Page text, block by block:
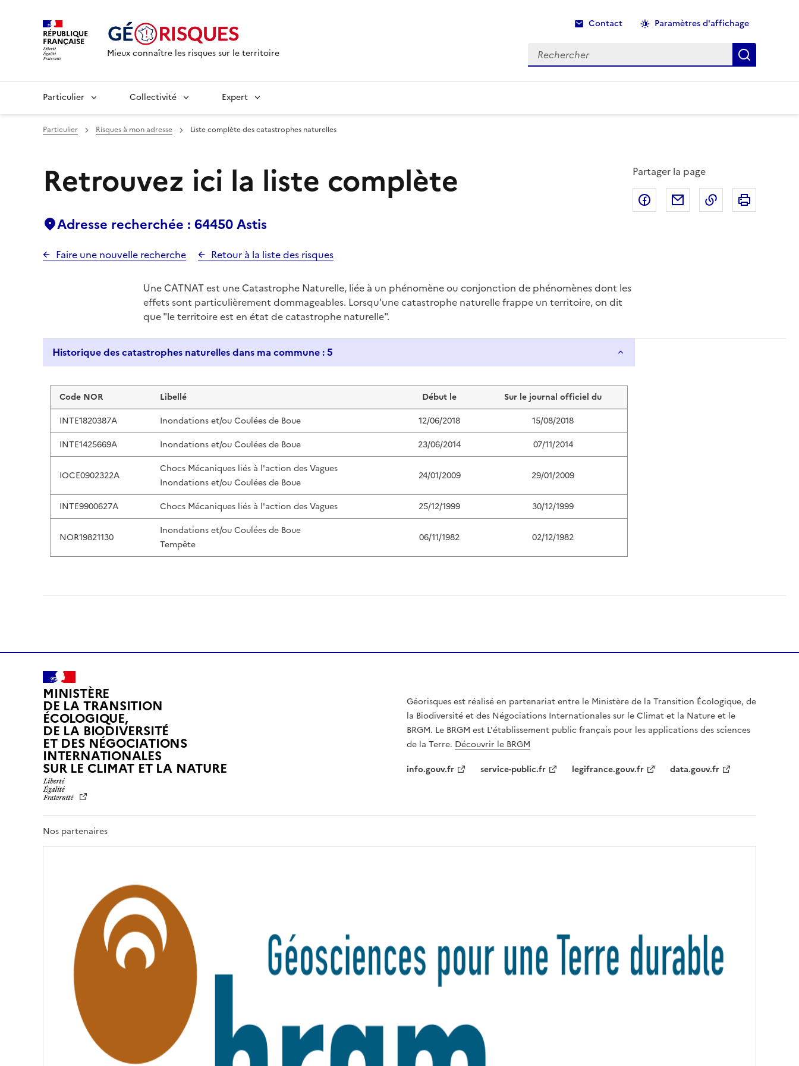
RÉPUBLIQUE
FRANÇAISE
Mieux connaître les risques sur le territoire
Contact Paramètres d'affichage
Rechercher Recherche
Particulier Collectivité Expert
Particulier Risques à mon adresse Liste complète des catastrophes naturelles
Retrouvez ici la liste complète
Adresse recherchée : 64450 Astis
Faire une nouvelle recherche Retour à la liste des risques
Partager la page
Partager sur Facebook
Partager par email
Copier dans le
Une CATNAT est une Catastrophe Naturelle, liée à un phénomène ou conjonction de phénomènes dont les
effets sont particulièrement dommageables. Lorsqu'une catastrophe naturelle frappe un territoire, on dit
que "le territoire est en état de catastrophe naturelle".
Historique des catastrophes naturelles dans ma commune : 5
Liste de résultats
Code NOR Libellé Début le
Sur le journal officiel du
INTE1820387A
Inondations et/ou Coulées de Boue 12/06/2018
15/08/2018
INTE1425669A
Inondations et/ou Coulées de Boue 23/06/2014 07/11/2014
IOCE0902322A
Chocs Mécaniques liés à l'action des Vagues
Inondations et/ou Coulées de Boue
24/01/2009 29/01/2009
INTE9900627A Chocs Mécaniques liés à l'action des Vagues 25/12/1999 30/12/1999
NOR19821130
Inondations et/ou Coulées de Boue
Tempête
06/11/1982 02/12/1982
MINISTÈRE
DE LA TRANSITION
ÉCOLOGIQUE,
DE LA BIODIVERSITÉ
ET DES NÉGOCIATIONS
INTERNATIONALES
SUR LE CLIMAT ET LA NATUREL
R
É
R
R
N
Géorisques est réalisé en partenariat entre le Ministère de la Transition Écologique, de
la Biodiversité et des Négociations Internationales sur le Climat et la Nature et le
BRGM. Le BRGM est L'établissement public français pour les applications des sciences
de la Terre. Découvrir le BRGM
info.gouv.fr
service-public.fr legifrance.gouv.fr data.gouv.fr
Nos partenaires